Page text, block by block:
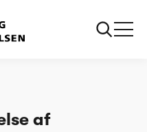
Arla Foods amba og China
af